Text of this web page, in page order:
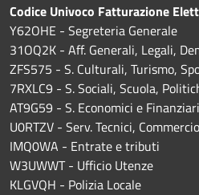
Codice Univoco Fatturazione
Y62OHE - Segreteria Generale
31OQ2K - Aff. Generali, Legali,
ZFS575 - S. Culturali, Turismo,
7RXLC9 - S. Sociali, Scuola,
AT9G59 - S. Economici e Finanziari
U0RTZV - Serv. Tecnici,
IMQ0WA - Entrate e tributi
W3UWWT - Ufficio Utenze
KLGVQH - Polizia Locale